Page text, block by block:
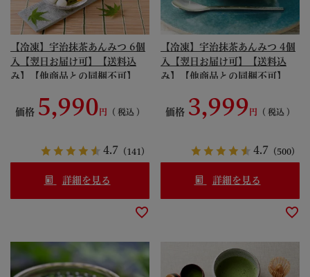
【冷凍】宇治抹茶あんみつ 6個
入【翌日お届け可】【送料込
み】【他商品との同梱不可】
抹茶スイーツ 抹茶スイーツの世
界 093352-014y20 090981
価格 5,990 税込
4.7 （141）
詳細を見る
【冷凍】宇治抹茶あんみつ 4個
入【翌日お届け可】【送料込
み】【他商品との同梱不可】
抹茶スイーツ 抹茶スイーツの世
界 ゼリー ゼリイ 白玉 寒天
価格 3,999 税込
4.7 （500）
詳細を見る